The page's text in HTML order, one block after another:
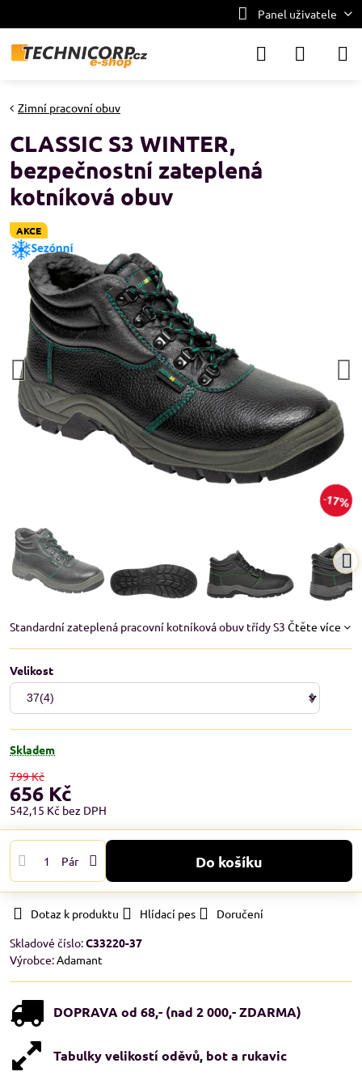
Panel uživatele
AKCE
17%
Zimní pracovní obuv
CLASSIC S3 WINTER,
bezpečnostní zateplená
kotníková obuv
Standardní zateplená pracovní kotníková obuv třídy S3 Čtěte více
Velikost
Skladem
799 Kč
656 Kč
542,15 Kč bez DPH
Pár Do košíku
Dotaz k produktu Hlídací pes
Doručení
Skladové číslo:C33220-37
Výrobce:Adamant
DOPRAVA od 68,- (nad 2 000,- ZDARMA)
Tabulky velikostí oděvů, bot a rukavic